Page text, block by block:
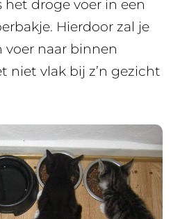
het droge voer in een
Hierdoor zal je
voer naar binnen
niet vlak bij z’n gezicht